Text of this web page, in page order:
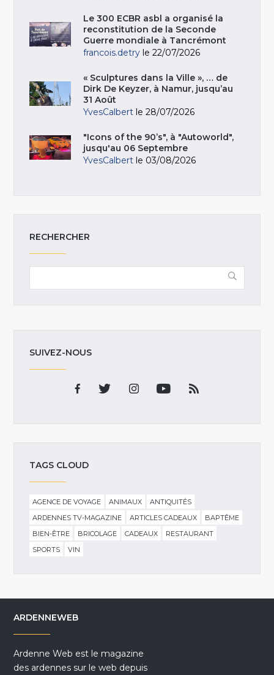
Le 300 ECBR asbl a organisé la
reconstitution de la Seconde
Guerre mondiale à Tancrémont
francois.detry le 22/07/2026
« Sculptures dans la Ville », … de
Dirk De Keyzer, à Namur, jusqu’au
31 Août
YvesCalbert le 28/07/2026
"Icons of the 90’s", à "Autoworld",
jusqu'au 06 Septembre
YvesCalbert le 03/08/2026
RECHERCHER
SUIVEZ-NOUS
TAGS CLOUD
AGENCE DE VOYAGE ANIMAUX
ANTIQUITÉS
ARDENNES TV-MAGAZINE
ARTICLES CADEAUX
BAPTÊME
BIEN-ÊTRE
BRICOLAGE CADEAUX
RESTAURANT
SPORTS
VIN
ARDENNEWEB
Ardenne Web est le magazine
des ardennes sur le web depuis